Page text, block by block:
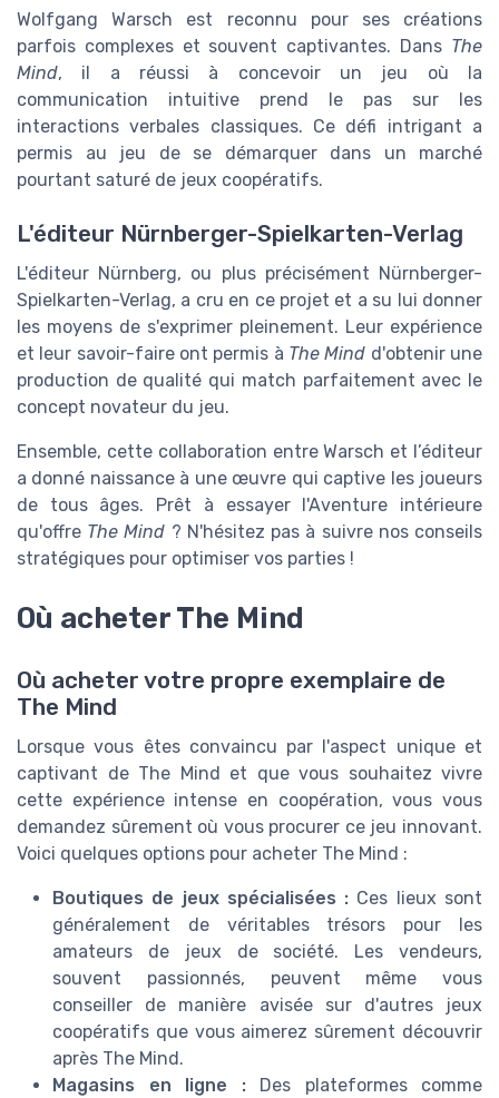
Wolfgang Warsch est reconnu pour ses créations
parfois complexes et souvent captivantes. Dans The
Mind, il a réussi à concevoir un jeu où la
communication intuitive prend le pas sur les
interactions verbales classiques. Ce défi intrigant a
permis au jeu de se démarquer dans un marché
pourtant saturé de jeux coopératifs.
L'éditeur Nürnberger-Spielkarten-Verlag
L'éditeur Nürnberg, ou plus précisément Nürnberger-
Spielkarten-Verlag, a cru en ce projet et a su lui donner
les moyens de s'exprimer pleinement. Leur expérience
et leur savoir-faire ont permis à The Mind d'obtenir une
production de qualité qui match parfaitement avec le
concept novateur du jeu.
Ensemble, cette collaboration entre Warsch et l’éditeur
a donné naissance à une œuvre qui captive les joueurs
de tous âges. Prêt à essayer l'Aventure intérieure
qu'offre The Mind ? N'hésitez pas à suivre nos conseils
stratégiques pour optimiser vos parties !
Où acheter The Mind
Où acheter votre propre exemplaire de
The Mind
Lorsque vous êtes convaincu par l'aspect unique et
captivant de The Mind et que vous souhaitez vivre
cette expérience intense en coopération, vous vous
demandez sûrement où vous procurer ce jeu innovant.
Voici quelques options pour acheter The Mind :
Boutiques de jeux spécialisées : Ces lieux sont
généralement de véritables trésors pour les
amateurs de jeux de société. Les vendeurs,
souvent passionnés, peuvent même vous
conseiller de manière avisée sur d'autres jeux
coopératifs que vous aimerez sûrement découvrir
après The Mind.
Magasins en ligne :Des plateformes comme